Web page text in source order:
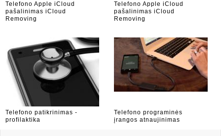
Telefono Apple iCloud
pašalinimas iCloud
Removing
Telefono Apple iCloud
pašalinimas iCloud
Removing
Telefono patikrinimas -
profilaktika
Telefono programinės
įrangos atnaujinimas